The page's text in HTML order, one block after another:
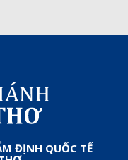
ĐỊNH QUỐC TẾ